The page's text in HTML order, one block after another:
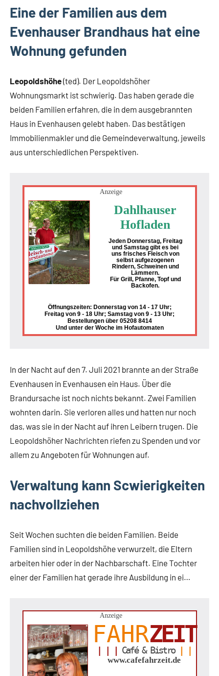
Eine der Familien aus dem
Evenhauser Brandhaus hat eine
Wohnung gefunden
Leopoldshöhe(ted). Der Leopoldshöher
Wohnungsmarkt ist schwierig. Das haben gerade die
beiden Familien erfahren, die in dem ausgebrannten
Haus in Evenhausen gelebt haben. Das bestätigen
Immobilienmakler und die Gemeindeverwaltung, jeweils
aus unterschiedlichen Perspektiven.
Anzeige
Dahlhauser
Hofladen
Jeden Donnerstag, Freitag
und Samstag gibt es bei
uns frisches Fleisch von
selbst aufgezogenen
Rindern, Schweinen und
Lämmern.
Für Grill, Pfanne, Topf und
Backofen.
Öffnungszeiten: Donnerstag von 14 - 17 Uhr;
Freitag von 9 - 18 Uhr; Samstag von 9 - 13 Uhr;
Bestellungen über 05208 8414
Und unter der Woche im Hofautomaten
In der Nacht auf den 7. Juli 2021 brannte an der Straße
Evenhausen in Evenhausen ein Haus. Über die
Brandursache ist noch nichts bekannt. Zwei Familien
wohnten darin. Sie verloren alles und hatten nur noch
das, was sie in der Nacht auf ihren Leibern trugen. Die
Leopoldshöher Nachrichten riefen zu Spenden und vor
allem zu Angeboten für Wohnungen auf.
Verwaltung kann Scwierigkeiten
nachvollziehen
Seit Wochen suchten die beiden Familien. Beide
Familien sind in Leopoldshöhe verwurzelt, die Eltern
arbeiten hier oder in der Nachbarschaft. Eine Tochter
einer der Familien hat gerade ihre Ausbildung in ei…
Anzeige
FAHRZEIT
Café & Bistro| |
www.cafefahrzeit.de